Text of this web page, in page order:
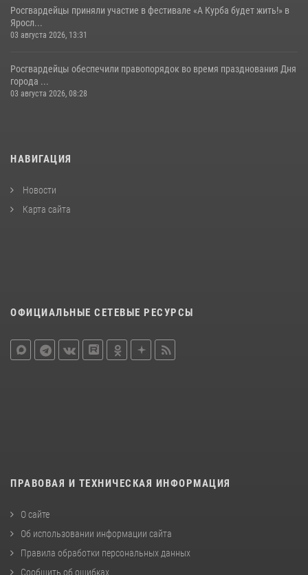
Росгвардейцы приняли участие в фестивале «А Курба будет жить!» в
Яросл...
03 августа 2026, 13:31
Росгвардейцы обеспечили правопорядок во время празднования Дня
города ...
03 августа 2026, 08:28
НАВИГАЦИЯ
Новости
Карта сайта
ОФИЦИАЛЬНЫЕ СЕТЕВЫЕ РЕСУРСЫ
ПРАВОВАЯ И ТЕХНИЧЕСКАЯ ИНФОРМАЦИЯ
О сайте
Об использовании информации сайта
Правила обработки персональных данных
Сообщить об ошибках